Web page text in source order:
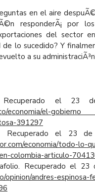
en el aire
responderÃ¡ por
del sector
lo sucedido? Y
a su
Recuperado el 23
economia/el-
391297
Recuperado el 23
economia/todo-lo-
colombia-articulo-
Recuperado el
andres-espinosa-